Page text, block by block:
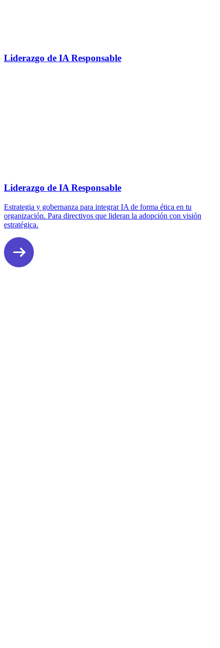
Liderazgo de IA Responsable
Liderazgo de IA Responsable
Estrategia y gobernanza para integrar IA de forma ética en tu
organización. Para directivos que lideran la adopción con visión
estratégica.